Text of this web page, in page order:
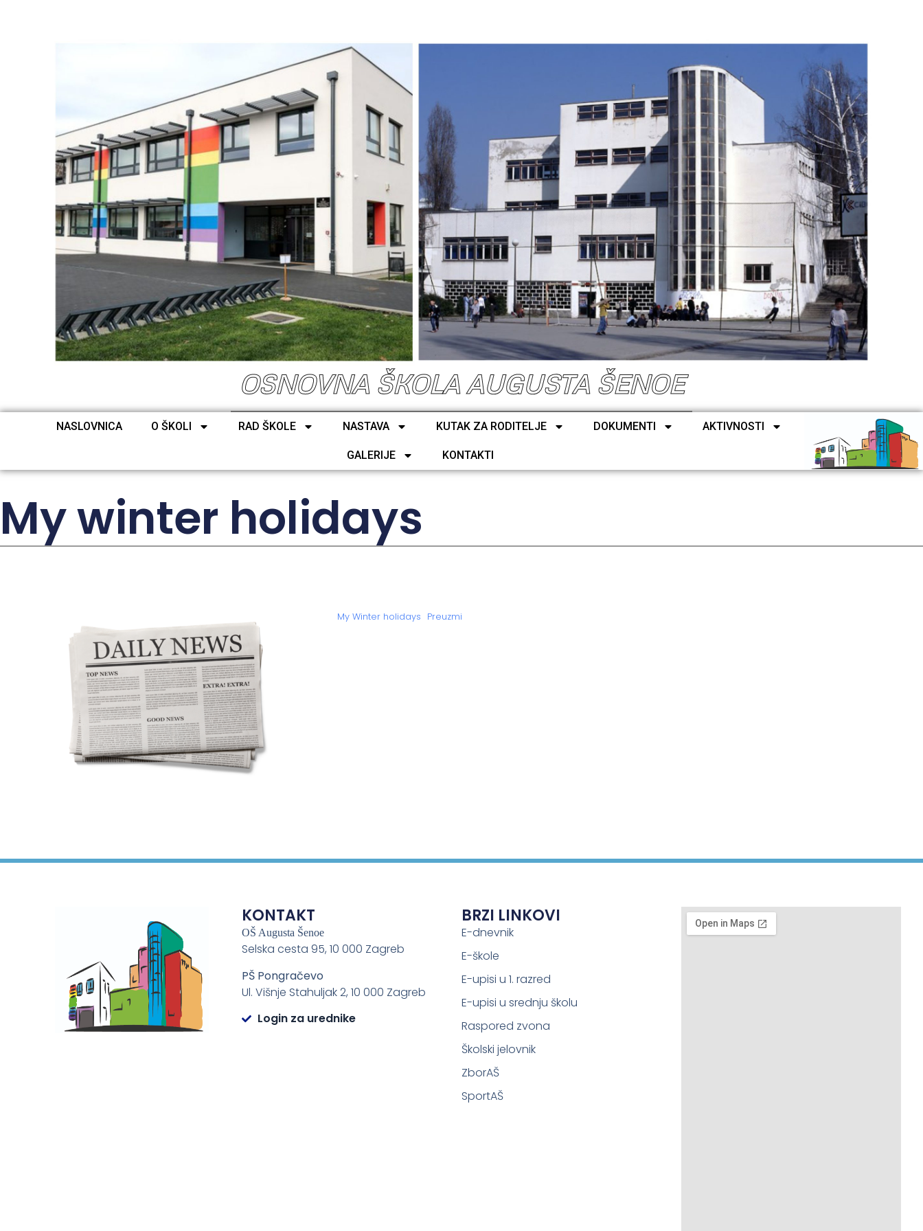
OSNOVNA ŠKOLA AUGUSTA ŠENOE
NASLOVNICA O ŠKOLI RAD ŠKOLE NASTAVA KUTAK ZA RODITELJE DOKUMENTI AKTIVNOSTI
GALERIJE KONTAKTI
My winter holidays
My Winter holidays Preuzmi
KONTAKT
OŠ Augusta Šenoe
Selska cesta 95, 10 000 Zagreb
PŠ Pongračevo
Ul. Višnje Stahuljak 2, 10 000 Zagreb
Login za urednike
BRZI LINKOVI
E-dnevnik
E-škole
E-upisi u 1. razred
E-upisi u srednju školu
Raspored zvona
Školski jelovnik
ZborAŠ
SportAŠ